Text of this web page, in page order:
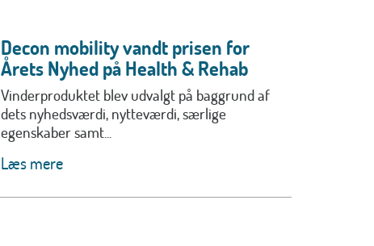
Decon mobility vandt prisen for
Årets Nyhed på Health & Rehab
Vinderproduktet blev udvalgt på baggrund af
dets nyhedsværdi, nytteværdi, særlige
egenskaber samt...
Læs mere